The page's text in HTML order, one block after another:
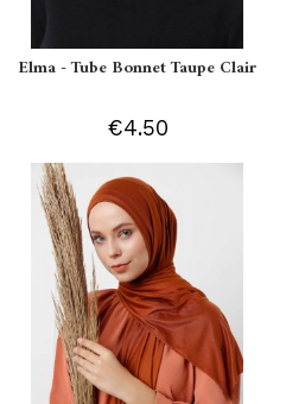
Elma - Tube Bonnet Taupe Clair
€4.50